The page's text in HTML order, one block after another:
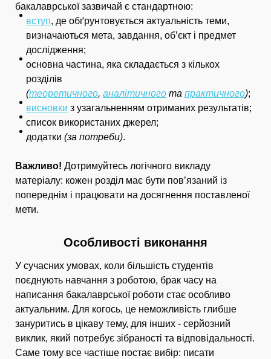
бакалаврської зазвичай є стандартною:
вступ, де обґрунтовується актуальність теми,
визначаються мета, завдання, об’єкт і предмет
дослідження;
основна частина, яка складається з кількох
розділів
(теоретичного, аналітичного та практичного);
висновки з узагальненням отриманих результатів;
список використаних джерел;
додатки (за потреби).
Важливо! Дотримуйтесь логічного викладу
матеріалу: кожен розділ має бути пов’язаний із
попереднім і працювати на досягнення поставленої
мети.
Особливості виконання
У сучасних умовах, коли більшість студентів
поєднують навчання з роботою, брак часу на
написання бакалаврської роботи стає особливо
актуальним. Для когось, це неможливість глибше
зануритись в цікаву тему, для інших - серйозний
виклик, який потребує зібраності та відповідальності.
Саме тому все частіше постає вибір: писати